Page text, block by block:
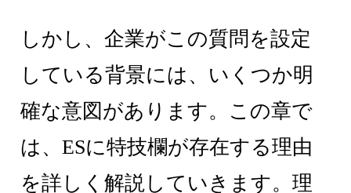
しかし、企業がこの質問を設定
している背景には、いくつか明
確な意図があります。この章で
は、ESに特技欄が存在する理由
を詳しく解説していきます。理